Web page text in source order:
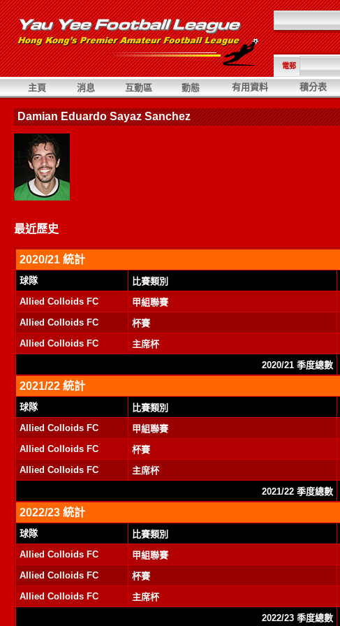
電郵
主頁 消息 互動區 動態 有用資料 積分表
Damian Eduardo Sayaz Sanchez
最近歷史
2020/21 統計
球隊 比賽類別
Allied Colloids FC
甲組聯賽
Allied Colloids FC 杯賽
Allied Colloids FC 主席杯
2020/21 季度總數
2021/22 統計
球隊 比賽類別
Allied Colloids FC
甲組聯賽
Allied Colloids FC 杯賽
Allied Colloids FC 主席杯
2021/22 季度總數
2022/23 統計
球隊 比賽類別
Allied Colloids FC
甲組聯賽
Allied Colloids FC 杯賽
Allied Colloids FC 主席杯
2022/23 季度總數